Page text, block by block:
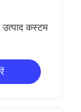
उत्पाद कस्टम